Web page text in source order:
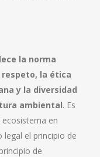
la norma
la ética
y la diversidad
ambiental. Es
en
legal el principio de
de